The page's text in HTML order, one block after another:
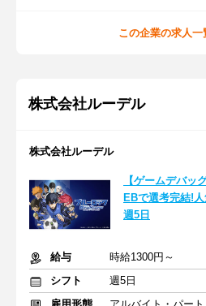
この企業の求人一
株式会社ルーデル
株式会社ルーデル
【ゲームデバ
EBで選考完結!
週5日
給与
時給1300円～
シフト
週5日